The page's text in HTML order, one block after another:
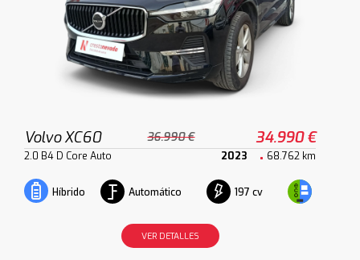
Volvo XC60 36.990 € 34.990 €
2.0 B4 D Core Auto 2023 68.762 km
Híbrido Automático 197 cv
VER DETALLES